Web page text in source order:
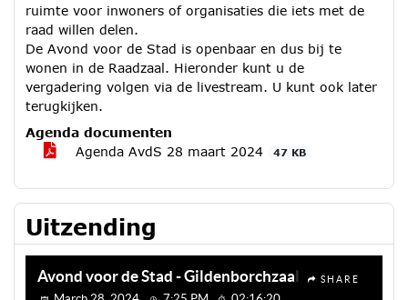
ruimte voor inwoners of organisaties die iets met de
raad willen delen.
De Avond voor de Stad is openbaar en dus bij te
wonen in de Raadzaal. Hieronder kunt u de
vergadering volgen via de livestream. U kunt ook later
terugkijken.
Agenda documenten
Agenda AvdS 28 maart 2024
47 KB
Uitzending